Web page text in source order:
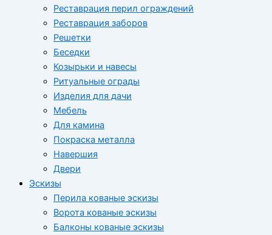
Реставрация перил ограждений
Реставрация заборов
Решетки
Беседки
Козырьки и навесы
Ритуальные ограды
Изделия для дачи
Мебель
Для камина
Покраска металла
Навершия
Двери
Эскизы
Перила кованые эскизы
Ворота кованые эскизы
Балконы кованые эскизы